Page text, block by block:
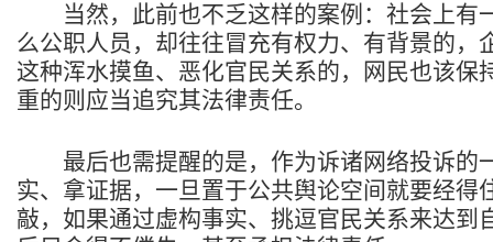
当然，此前也不乏这样的案例：社会上有
么公职人员，却往往冒充有权力、有背景的，
这种浑水摸鱼、恶化官民关系的，网民也该保
重的则应当追究其法律责任。
最后也需提醒的是，作为诉诸网络投诉的
实、拿证据，一旦置于公共舆论空间就要经得
敲，如果通过虚构事实、挑逗官民关系来达到